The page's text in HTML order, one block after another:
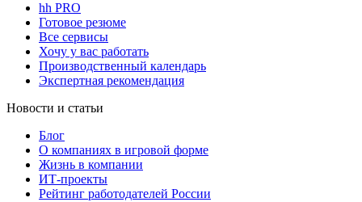
hh PRO
Готовое резюме
Все сервисы
Хочу у вас работать
Производственный календарь
Экспертная рекомендация
Новости и статьи
Блог
О компаниях в игровой форме
Жизнь в компании
ИТ-проекты
Рейтинг работодателей России